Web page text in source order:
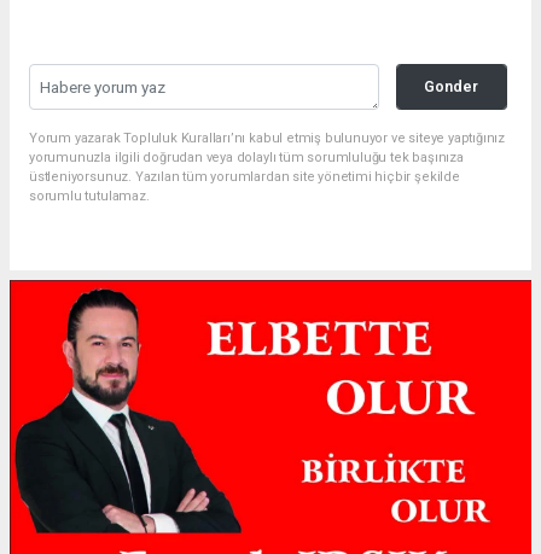
Gonder
Yorum yazarak Topluluk Kuralları’nı kabul etmiş bulunuyor ve siteye yaptığınız
yorumunuzla ilgili doğrudan veya dolaylı tüm sorumluluğu tek başınıza
üstleniyorsunuz. Yazılan tüm yorumlardan site yönetimi hiçbir şekilde
sorumlu tutulamaz.